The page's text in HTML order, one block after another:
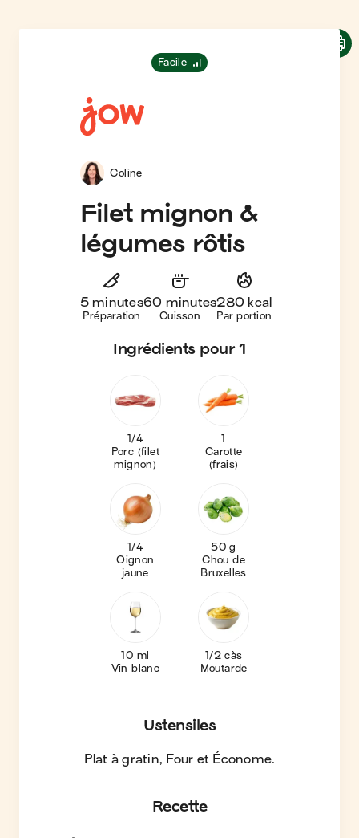
Facile
Coline
Filet mignon &
légumes rôtis
5 minutes
Préparation
60 minutes
Cuisson
280 kcal
Par portion
Ingrédients pour 1
1/4
Porc (filet
mignon)
1
Carotte
(frais)
1/4
Oignon
jaune
50 g
Chou de
Bruxelles
10 ml
Vin blanc
1/2 càs
Moutarde
Ustensiles
Plat à gratin, Four et Économe.
Recette